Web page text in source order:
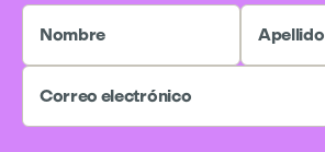
Nombre Apellido
Correo electrónico